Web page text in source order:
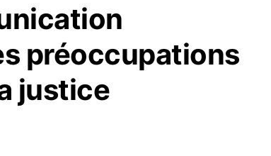
préoccupations
justice